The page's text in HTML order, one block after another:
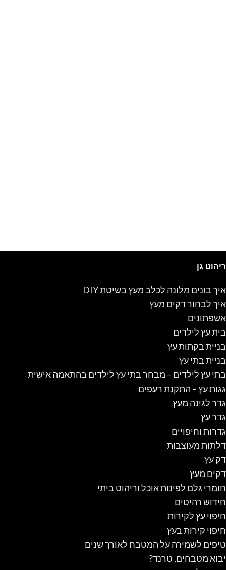
ריהוט גן
איך בונים מלונה לכלב מעץ בשיטת DIY
איך לבחור דקים מעץ
אשפתונים
בית עץ לילדים
בניית בקתות עץ
בניית בתי עץ
בתי עץ לילדים – מבחר בתי עץ לילדים בהתאמה אישית
גגות עץ – התקנת רעפים
גדר לגינה מעץ
גדר עץ
גדרות וחיפויים
דלתות מעוצבות
דק עץ
דקים מעץ
חומרי גלם לפינות אוכל וריהוט ביתי
חידוש רהיטים
חיפוי עץ לקירות
חיפוי קירות בעץ
טיפים לשמירה על המטבח לאורך שנים
יבוא מטבחים, טרנד?